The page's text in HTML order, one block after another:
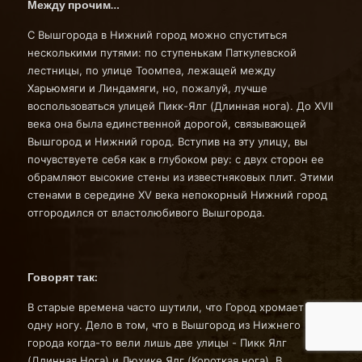
Между прочим…
С Вышгорода в Нижний город можно спуститься
несколькими путями: по ступенькам Паткулевской
лестницы, по улице Тоомпеа, лежащей между
Харьюмяги и Линдамяги, но, пожалуй, лучше
воспользоваться улицей Пикк-Ялг (Длинная нога). До XVII
века она была единственной дорогой, связывающей
Вышгород и Нижний город. Вступив на эту улицу, вы
почувствуете себя как в глубоком рву: с двух сторон ее
обрамляют высокие стены из известняковых плит. Этими
стенами в середине XV века непокорный Нижний город
отгородился от властолюбивого Вышгорода.
Говорят так:
В старые времена часто шутили, что Город хромает на
одну ногу. Дело в том, что в Вышгород из Нижнего
города когда-то вели лишь две улицы - Пикк Ялг